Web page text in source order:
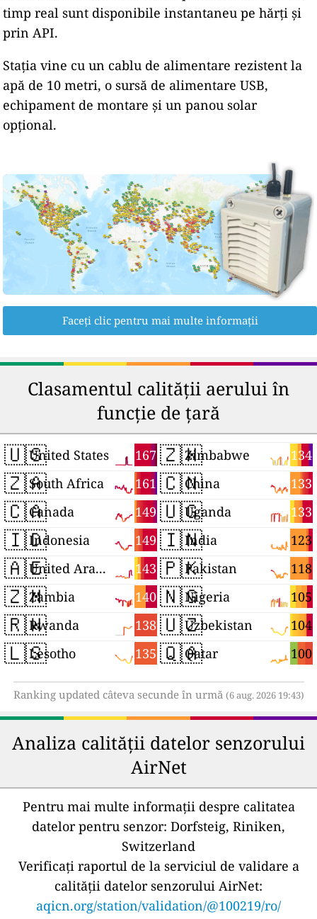
timp real sunt disponibile instantaneu pe hărți și
prin API.
Stația vine cu un cablu de alimentare rezistent la
apă de 10 metri, o sursă de alimentare USB,
echipament de montare și un panou solar
opțional.
Faceți clic pentru mai multe informații
Clasamentul calității aerului în
funcție de țară
🇺🇸 167
United States
🇿🇦 161
South Africa
🇨🇦 149
Canada
🇮🇩 149
Indonesia
🇦🇪 143
United Arab Emirates
🇿🇲 140
Zambia
🇷🇼 138
Rwanda
🇱🇸 135
Lesotho
🇿🇼 134
Zimbabwe
🇨🇳 133
China
🇺🇬 133
Uganda
🇮🇳 123
India
🇵🇰 118
Pakistan
🇳🇬 105
Nigeria
🇺🇿 104
Uzbekistan
🇶🇦 100
Qatar
Ranking updated câteva secunde în urmă (6 aug. 2026 19:43)
Analiza calității datelor senzorului
AirNet
Pentru mai multe informații despre calitatea
datelor pentru senzor: Dorfsteig, Riniken,
Switzerland
Verificați raportul de la serviciul de validare a
calității datelor senzorului AirNet:
aqicn.org/station/validation/@100219/ro/